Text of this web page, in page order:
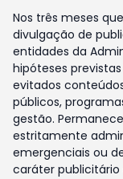
Nos três meses
divulgação de
entidades da
hipóteses
evitados
públicos,
gestão.
estritamente
emergenciais ou
caráter